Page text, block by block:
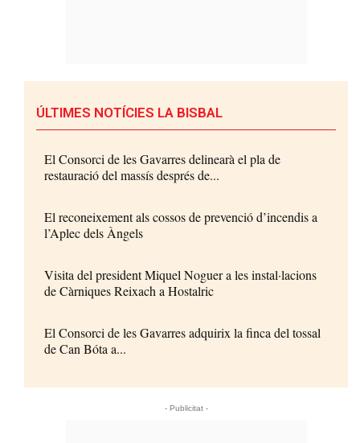
ÚLTIMES NOTÍCIES LA BISBAL
El Consorci de les Gavarres delinearà el pla de
restauració del massís després de...
El reconeixement als cossos de prevenció d’incendis a
l’Aplec dels Àngels
Visita del president Miquel Noguer a les instal·lacions
de Càrniques Reixach a Hostalric
El Consorci de les Gavarres adquirix la finca del tossal
de Can Bóta a...
- Publicitat -